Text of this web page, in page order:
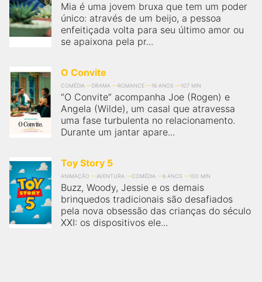
Mia é uma jovem bruxa que tem um poder
único: através de um beijo, a pessoa
enfeitiçada volta para seu último amor ou
se apaixona pela pr...
O Convite
COMÉDIA DRAMA ROMANCE 16 ANOS 107 MIN
“O Convite” acompanha Joe (Rogen) e
Angela (Wilde), um casal que atravessa
uma fase turbulenta no relacionamento.
Durante um jantar apare...
Toy Story 5
ANIMAÇÃO AVENTURA COMÉDIA 6 ANOS 100 MIN
Buzz, Woody, Jessie e os demais
brinquedos tradicionais são desafiados
pela nova obsessão das crianças do século
XXI: os dispositivos ele...